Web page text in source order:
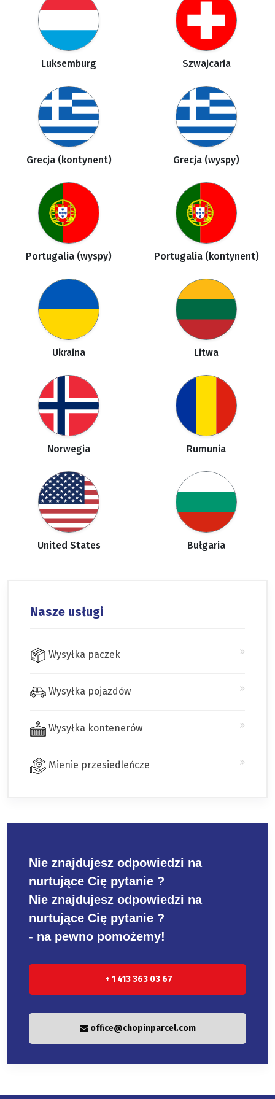
Luksemburg Szwajcaria
Grecja (kontynent) Grecja (wyspy)
Portugalia (wyspy) Portugalia (kontynent)
Ukraina Litwa
Norwegia Rumunia
United States Bułgaria
Nasze usługi
Wysyłka paczek
Wysyłka pojazdów
Wysyłka kontenerów
Mienie przesiedleńcze
Nie znajdujesz odpowiedzi na
nurtujące Cię pytanie ?
Nie znajdujesz odpowiedzi na
nurtujące Cię pytanie ?
- na pewno pomożemy!
+ 1 413 363 03 67
office@chopinparcel.com